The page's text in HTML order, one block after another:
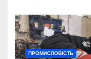
ПРОМИСЛОВІСТЬ